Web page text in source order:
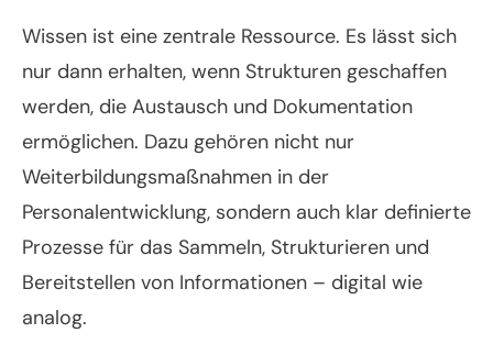
Wissen ist eine zentrale Ressource. Es lässt sich
nur dann erhalten, wenn Strukturen geschaffen
werden, die Austausch und Dokumentation
ermöglichen. Dazu gehören nicht nur
Weiterbildungsmaßnahmen in der
Personalentwicklung, sondern auch klar definierte
Prozesse für das Sammeln, Strukturieren und
Bereitstellen von Informationen – digital wie
analog.